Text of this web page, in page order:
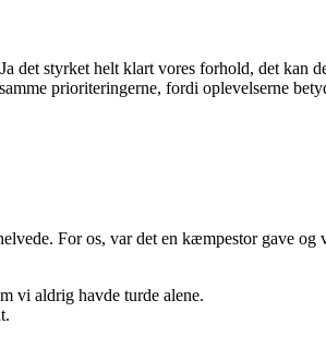
det styrket helt klart vores forhold, det
prioriteringerne, fordi oplevelserne
For os, var det en kæmpestor gave
vi aldrig havde turde alene.